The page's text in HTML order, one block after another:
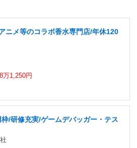
ニメ等のコラボ香水専門店/年休120
万1,250円
/研修充実/ゲームデバッガー・テス